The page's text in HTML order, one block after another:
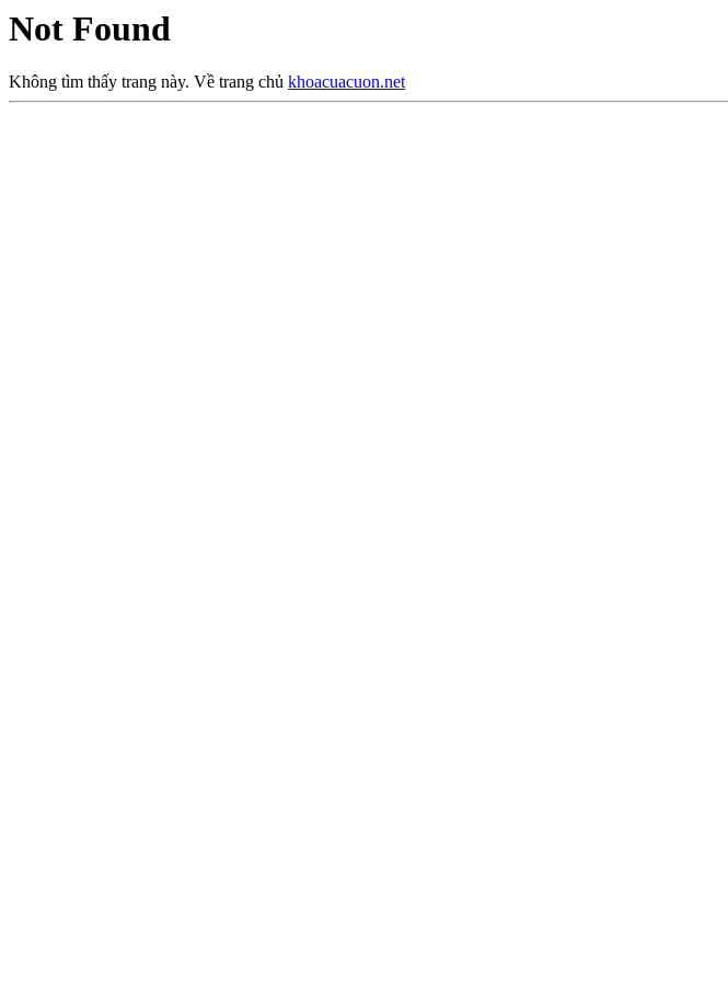
Not Found
Không tìm thấy trang này. Về trang chủ khoacuacuon.net